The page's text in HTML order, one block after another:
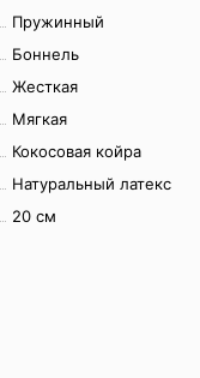
Пружинный
Боннель
Жесткая
Мягкая
Кокосовая койра
Натуральный латекс
20 см